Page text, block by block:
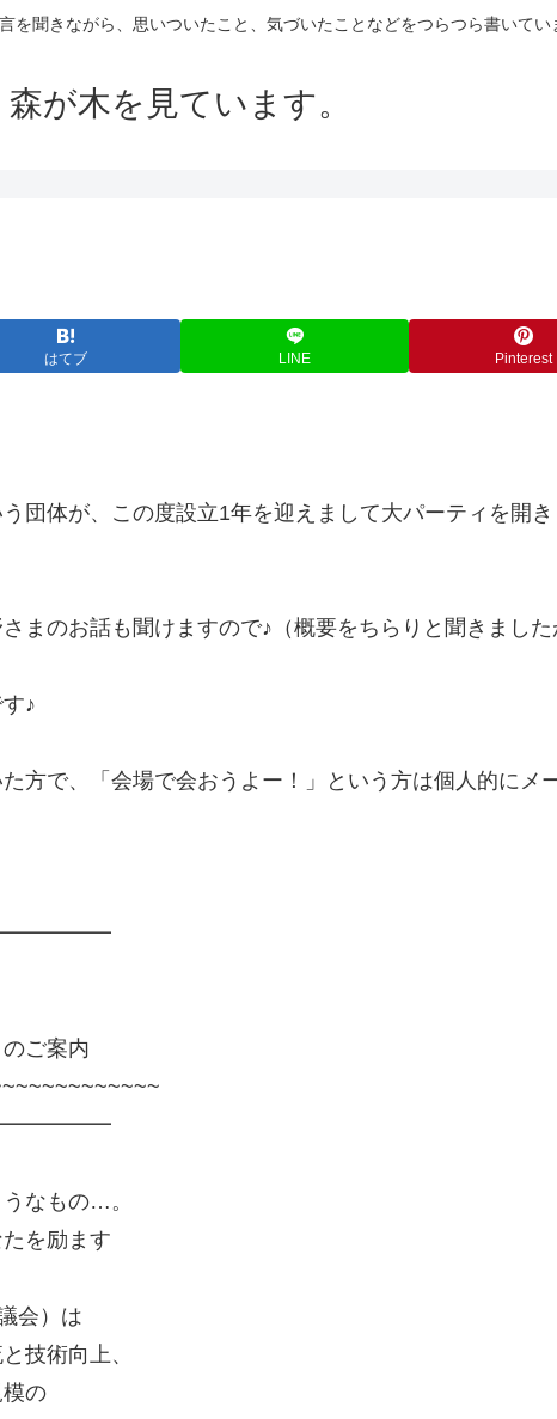
聞きながら、思いついたこと、気づいたことなどをつらつら書いてい
森が木を見ています。
はてブ LINE Pinterest
団体が、この度設立1年を迎えまして大パーティを開
まのお話も聞けますので♪（概要をちらりと聞きまし
♪
方で、「会場で会おうよー！」という方は個人的にメ
ご案内
なもの…。
を励ます
会）は
技術向上、
の